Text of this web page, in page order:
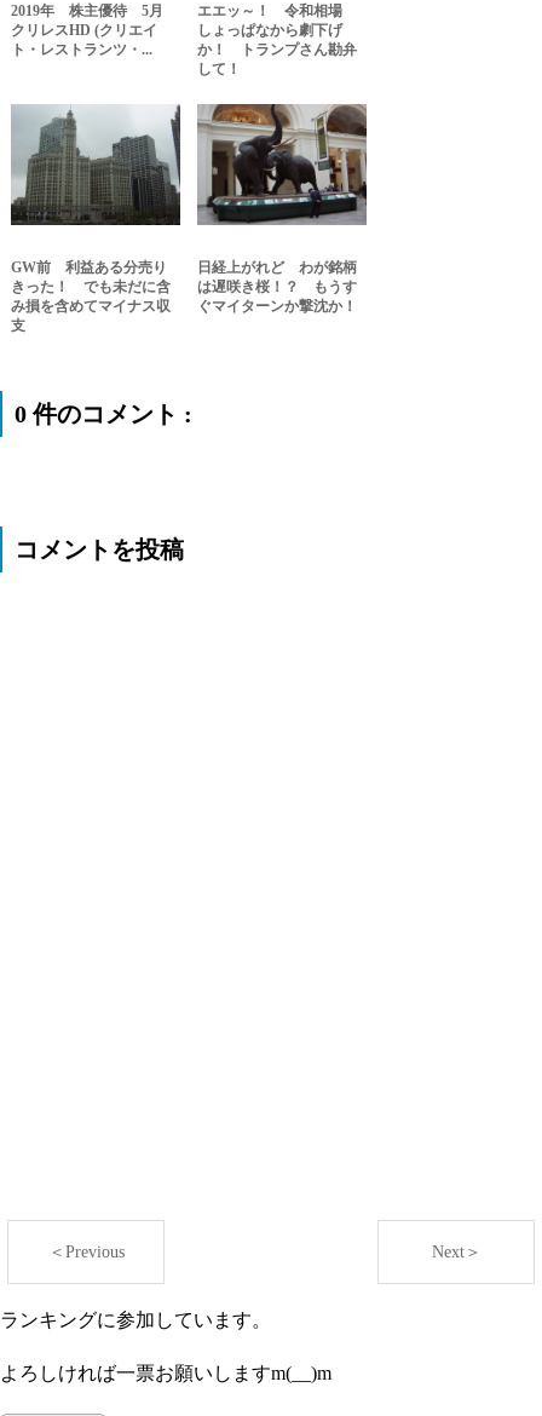
2019年 株主優待 5月
クリレスHD (クリエイ
ト・レストランツ・...
エエッ～！ 令和相場
しょっぱなから劇下げ
か！ トランプさん勘弁
して！
GW前 利益ある分売り
きった！ でも未だに含
み損を含めてマイナス収
支
日経上がれど わが銘柄
は遅咲き桜！？ もうす
ぐマイターンか撃沈か！
0 件のコメント :
コメントを投稿
＜Previous Next＞
ランキングに参加しています。
よろしければ一票お願いしますm(__)m